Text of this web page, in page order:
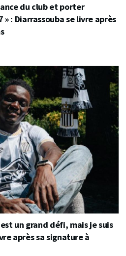
du club et porter
: Diarrassouba se livre après
un grand défi, mais je suis
après sa signature à